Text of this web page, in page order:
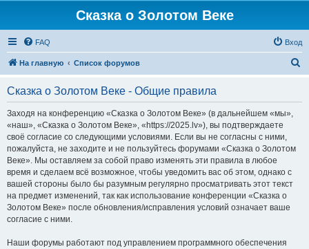
Сказка о Золотом Веке
FAQ Вход
На главную Список форумов
Сказка о Золотом Веке - Общие правила
Заходя на конференцию «Сказка о Золотом Веке» (в дальнейшем «мы»,
«наш», «Сказка о Золотом Веке», «https://2025.lv»), вы подтверждаете
своё согласие со следующими условиями. Если вы не согласны с ними,
пожалуйста, не заходите и не пользуйтесь форумами «Сказка о Золотом
Веке». Мы оставляем за собой право изменять эти правила в любое
время и сделаем всё возможное, чтобы уведомить вас об этом, однако с
вашей стороны было бы разумным регулярно просматривать этот текст
на предмет изменений, так как использование конференции «Сказка о
Золотом Веке» после обновления/исправления условий означает ваше
согласие с ними.
Наши форумы работают под управлением программного обеспечения